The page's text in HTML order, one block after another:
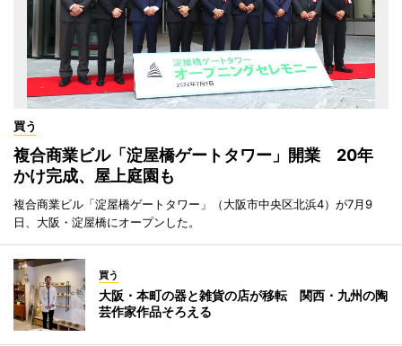
買う
複合商業ビル「淀屋橋ゲートタワー」開業 20年
かけ完成、屋上庭園も
複合商業ビル「淀屋橋ゲートタワー」（大阪市中央区北浜4）が7月9
日、大阪・淀屋橋にオープンした。
買う
大阪・本町の器と雑貨の店が移転 関西・九州の陶
芸作家作品そろえる